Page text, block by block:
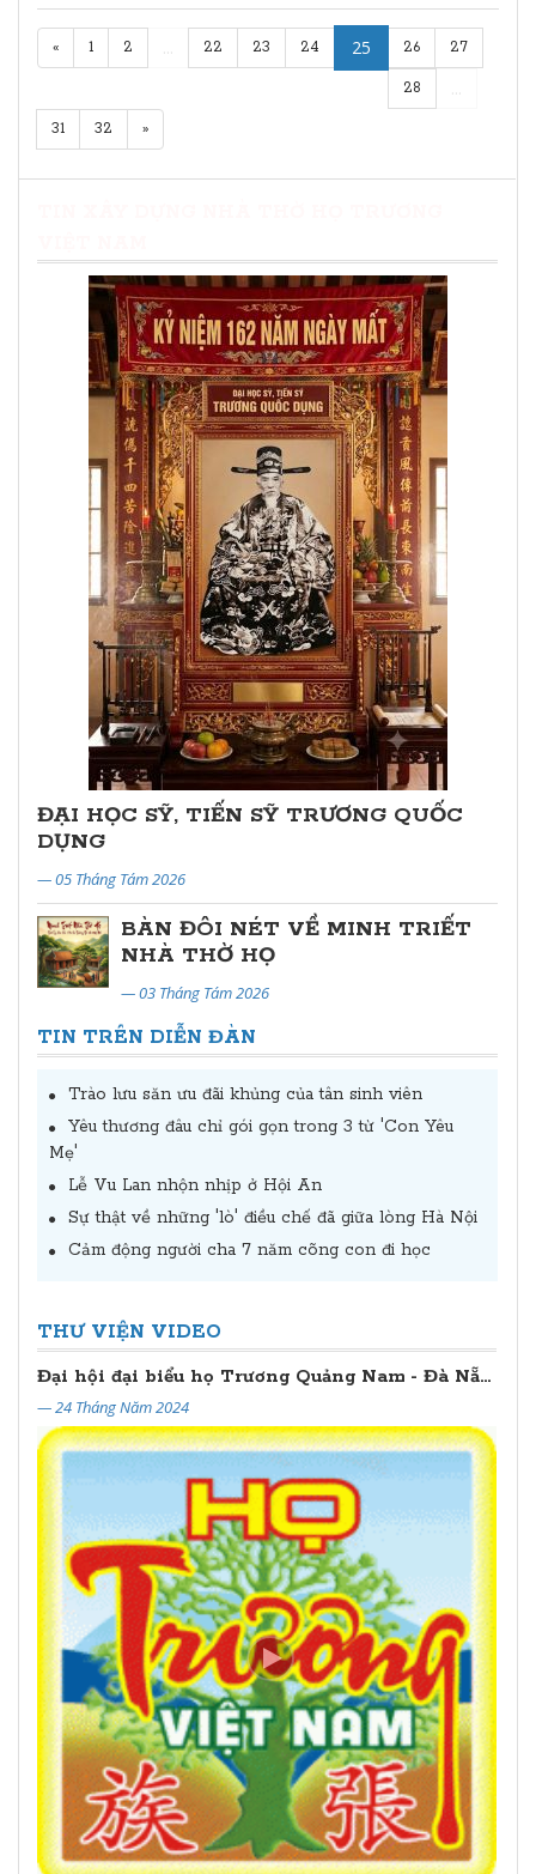
« 1 2 ... 22 23 24 25 26 27
28 ...
31 32 »
ĐẠI HỌC SỸ, TIẾN SỸ TRƯƠNG QUỐC
DỤNG
— 05 Tháng Tám 2026
BÀN ĐÔI NÉT VỀ MINH TRIẾT
NHÀ THỜ HỌ
— 03 Tháng Tám 2026
TIN TRÊN DIỄN ĐÀN
Trào lưu săn ưu đãi khủng của tân sinh viên
Yêu thương đâu chỉ gói gọn trong 3 từ 'Con Yêu
Mẹ'
Lễ Vu Lan nhộn nhịp ở Hội An
Sự thật về những 'lò' điều chế đã giữa lòng Hà Nội
Cảm động người cha 7 năm cõng con đi học
THƯ VIỆN VIDEO
Đại hội đại biểu họ Trương Quảng Nam - Đà Nẵng lần thứ II (2024 - 2029)
— 24 Tháng Năm 2024